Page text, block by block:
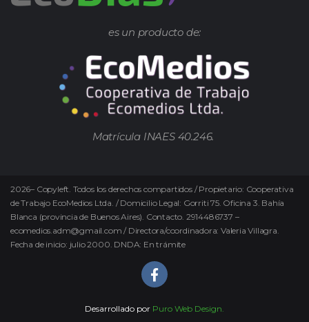
es un producto de:
Matrícula INAES 40.246.
2026– Copyleft. Todos los derechos compartidos / Propietario: Cooperativa
de Trabajo EcoMedios Ltda. / Domicilio Legal: Gorriti 75. Oficina 3. Bahía
Blanca (provincia de Buenos Aires). Contacto. 2914486737 –
ecomedios.adm@gmail.com / Directora/coordinadora: Valeria Villagra.
Fecha de inicio: julio 2000. DNDA: En trámite
Desarrollado por Puro Web Design.